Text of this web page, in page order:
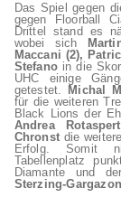
Das Spiel gegen
gegen Floorball
Drittel stand es
wobei sich
Maccani (2),
Stefano in die
UHC einige
getestet.
Michal
für die weiteren
Black Lions der
Andrea
Chronst die
Erfolg. Somit
Tabellenplatz
Diamante und
Sterzing-Gargazon